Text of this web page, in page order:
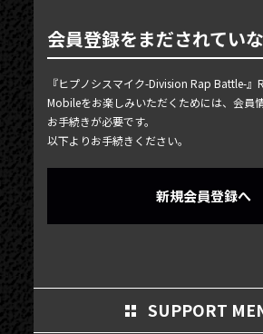
会員登録をまだされてい
『ヒプノシスマイク-Division Rap Battle-』
Mobileをお楽しみいただくためには、会員
お手続きが必要です。
以下よりお手続きください。
新規会員登録へ
SUPPORT